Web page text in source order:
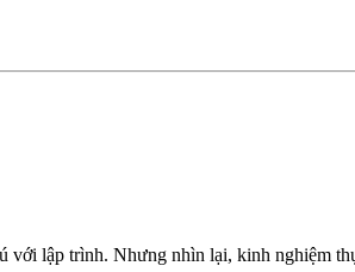
lập trình. Nhưng nhìn lại, kinh nghiệm